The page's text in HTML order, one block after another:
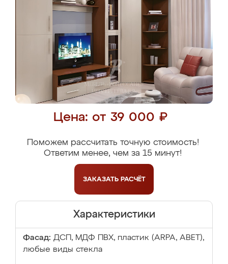
Цена: от 39 000 ₽
Поможем рассчитать точную стоимость!
Ответим менее, чем за 15 минут!
ЗАКАЗАТЬ РАСЧЁТ
Характеристики
Фасад: ДСП, МДФ ПВХ, пластик (ARPA, ABET),
любые виды стекла